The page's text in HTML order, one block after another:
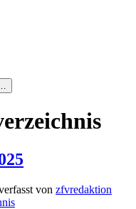
von zfvredaktion